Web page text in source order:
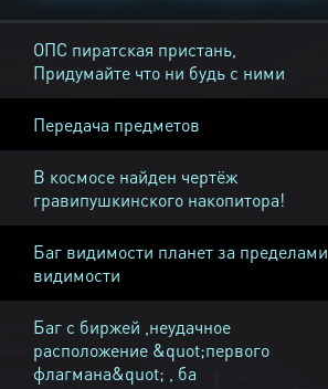
ОПС пиратская пристань,
Придумайте что ни будь с ними
Передача предметов
В космосе найден чертёж
гравипушкинского накопитора!
Баг видимости планет за пределами
видимости
Баг с биржей ,неудачное
расположение &quot;первого
флагмана&quot; , ба